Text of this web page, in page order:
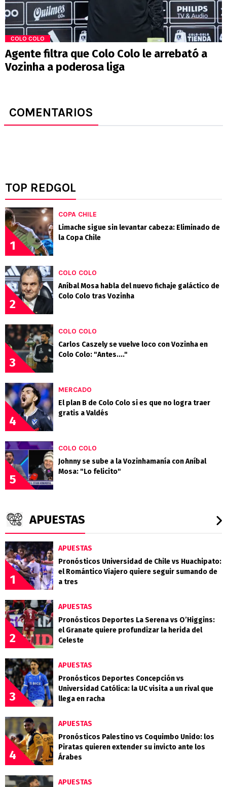
COLO COLO
Agente filtra que Colo Colo le arrebató a
Vozinha a poderosa liga
COMENTARIOS
TOP REDGOL
1
COPA CHILE
Limache sigue sin levantar cabeza: Eliminado de
la Copa Chile
2
COLO COLO
Aníbal Mosa habla del nuevo fichaje galáctico de
Colo Colo tras Vozinha
3
COLO COLO
Carlos Caszely se vuelve loco con Vozinha en
Colo Colo: "Antes...."
4
MERCADO
El plan B de Colo Colo si es que no logra traer
gratis a Valdés
5
COLO COLO
Johnny se sube a la Vozinhamanía con Aníbal
Mosa: "Lo felicito"
APUESTAS
1
APUESTAS
Pronósticos Universidad de Chile vs Huachipato:
el Romántico Viajero quiere seguir sumando de
a tres
2
APUESTAS
Pronósticos Deportes La Serena vs O’Higgins:
el Granate quiere profundizar la herida del
Celeste
3
APUESTAS
Pronósticos Deportes Concepción vs
Universidad Católica: la UC visita a un rival que
llega en racha
4
APUESTAS
Pronósticos Palestino vs Coquimbo Unido: los
Piratas quieren extender su invicto ante los
Árabes
APUESTAS